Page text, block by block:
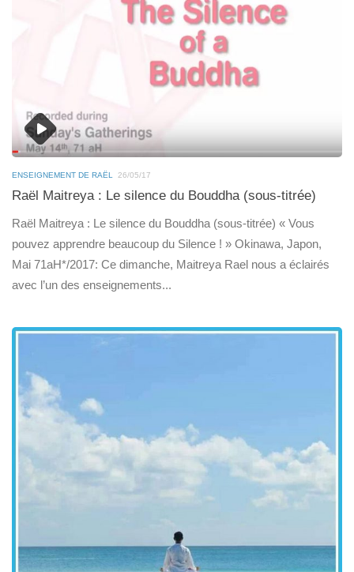
ENSEIGNEMENT DE RAËL 26/05/17
Raël Maitreya : Le silence du Bouddha (sous-titrée)
Raël Maitreya : Le silence du Bouddha (sous-titrée) « Vous
pouvez apprendre beaucoup du Silence ! » Okinawa, Japon,
Mai 71aH*/2017: Ce dimanche, Maitreya Rael nous a éclairés
avec l’un des enseignements...